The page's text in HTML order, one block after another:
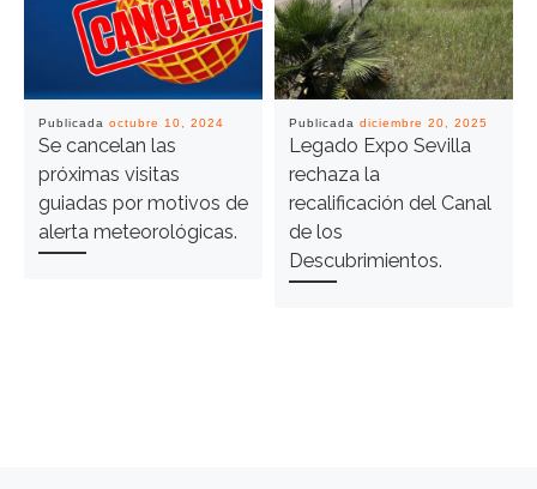
Publicada octubre 10, 2024
Se cancelan las
próximas visitas
guiadas por motivos de
alerta meteorológicas.
Publicada diciembre 20, 2025
Legado Expo Sevilla
rechaza la
recalificación del Canal
de los
Descubrimientos.